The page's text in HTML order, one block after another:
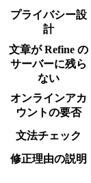
プライバシー設
計
文章が Refine の
サーバーに残ら
ない
オンラインアカ
ウントの要否
文法チェック
修正理由の説明